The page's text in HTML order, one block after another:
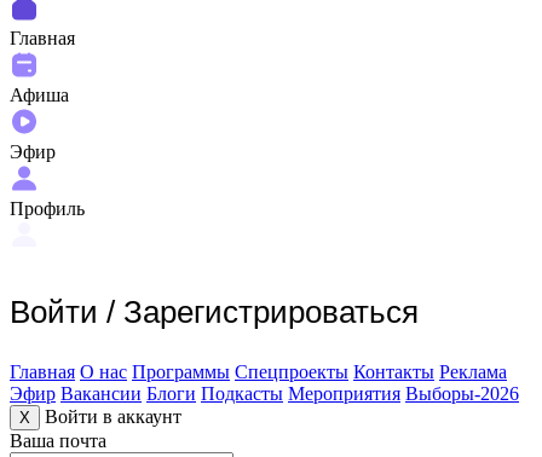
Главная
Афиша
Эфир
Профиль
Войти / Зарегистрироваться
Главная О нас Программы Спецпроекты Контакты Реклама
Эфир Вакансии Блоги Подкасты Мероприятия Выборы-2026
X
Войти в аккаунт
Ваша почта